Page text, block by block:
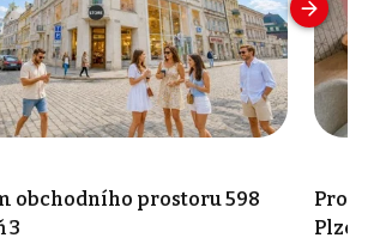
obchodního prostoru 598
3
Plzeň 3